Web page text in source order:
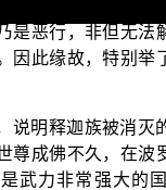
报的事情发生。为
是恶行，非但无法
因此缘故，特别举
说明释迦族被消灭
尊成佛不久，在波
武力非常强大的